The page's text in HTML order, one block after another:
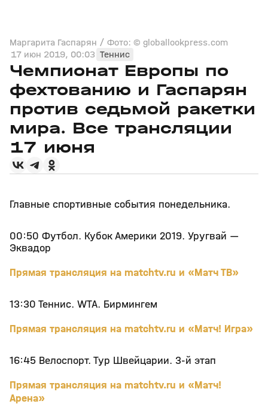
Маргарита Гаспарян / Фото: © globallookpress.com
17 июн 2019, 00:03 Теннис
Чемпионат Европы по
фехтованию и Гаспарян
против седьмой ракетки
мира. Все трансляции
17 июня
Главные спортивные события понедельника.
00:50 Футбол. Кубок Америки 2019. Уругвай —
Эквадор
Прямая трансляция на matchtv.ru и «Матч ТВ»
13:30 Теннис. WTA. Бирмингем
Прямая трансляция на matchtv.ru и «Матч! Игра»
16:45 Велоспорт. Тур Швейцарии. 3-й этап
Прямая трансляция на matchtv.ru и «Матч!
Арена»